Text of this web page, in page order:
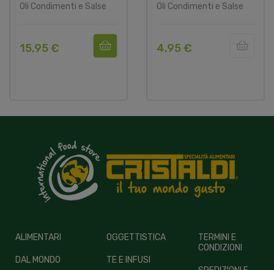
Oli Condimenti e Salse
15,95 €
Oli Condimenti e Salse
4,95 €
ALIMENTARI
DAL MONDO
OGGETTISTICA
TE E INFUSI
TERMINI E
CONDIZIONI